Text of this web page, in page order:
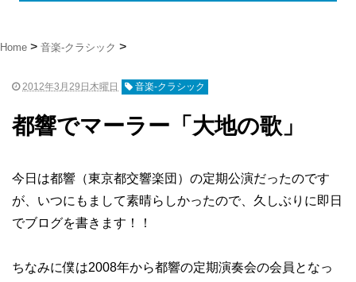
Home 音楽-クラシック
2012年3月29日木曜日 音楽-クラシック
都響でマーラー「大地の歌」
今日は都響（東京都交響楽団）の定期公演だったのです
が、いつにもまして素晴らしかったので、久しぶりに即日
でブログを書きます！！
ちなみに僕は2008年から都響の定期演奏会の会員となっ